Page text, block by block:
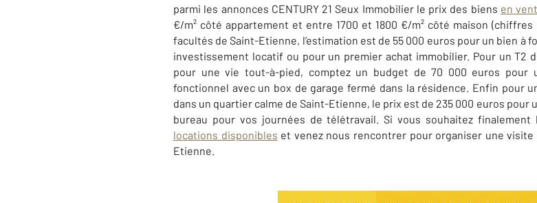
parmi les annonces CENTURY 21 Seux Immobilierle prix des biens en
€/m² côté appartement et entre 1700 et 1800 €/m² côté maison (chiffres
facultés de Saint-Etienne, l’estimation est de 55 000 euros pour un bien
investissement locatif ou pour un premier achat immobilier. Pour un T2
pour une vie tout-à-pied, comptez un budget de 70 000 euros pour
fonctionnel avec un box de garage fermé dans la résidence. Enfin pour
dans un quartier calme de Saint-Etienne, le prix est de 235 000 euros pour
bureau pour vos journées de télétravail. Si vous souhaitez finalement
locations disponibles et venez nous rencontrer pour organiser une
Etienne.